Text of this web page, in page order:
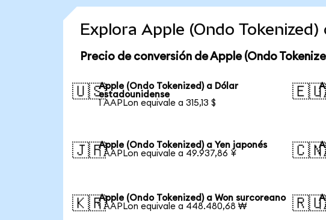
Explora Apple (Ondo
Precio de conversión de Apple (Ondo
🇺🇸Apple (Ondo Tokenized) a Dólar
estadounidense
1 AAPLon equivale a 315,13 $
🇪🇺
1
🇯🇵Apple (Ondo Tokenized) a Yen japonés
1 AAPLon equivale a 49.937,86 ¥
🇨🇳
1
🇰🇷Apple (Ondo Tokenized) a Won surcoreano
1 AAPLon equivale a 448.480,68 ₩
🇷🇺
1